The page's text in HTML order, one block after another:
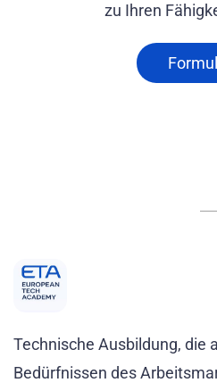
zu Ihren
Technische Ausbildung, die
Bedürfnissen des